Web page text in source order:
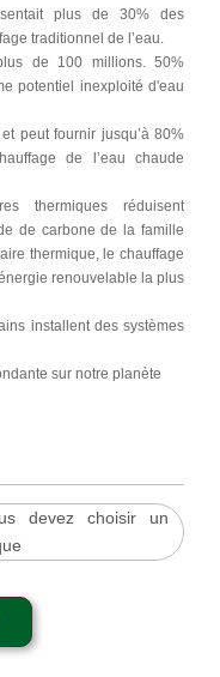
plus de 30% des
traditionnel de l’eau.
de 100 millions. 50%
potentiel inexploité d'eau
peut fournir jusqu’à 80%
de l’eau chaude
thermiques réduisent
de carbone de la famille
thermique, le chauffage
renouvelable la plus
installent des systèmes
sur notre planète
devez choisir un